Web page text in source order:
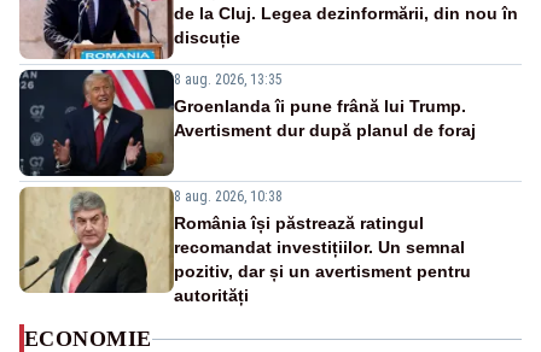
de la Cluj. Legea dezinformării, din nou în
discuție
8 aug. 2026, 13:35
Groenlanda îi pune frână lui Trump.
Avertisment dur după planul de foraj
8 aug. 2026, 10:38
România își păstrează ratingul
recomandat investițiilor. Un semnal
pozitiv, dar și un avertisment pentru
autorități
ECONOMIE